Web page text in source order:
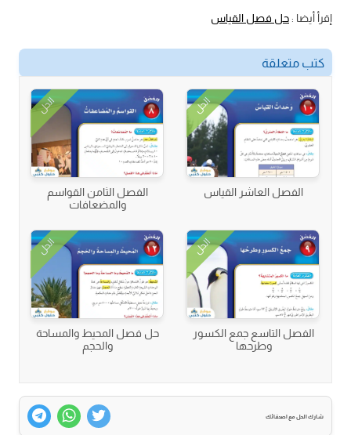
إقرأ أيضا :حل فصل القياس
كتب متعلقة
الحل
الفصل العاشر القياس
الحل
الفصل الثامن القواسم
والمضعافات
الحل
الفصل التاسع جمع الكسور
وطرحها
الحل
حل فصل المحيط والمساحة
والحجم
شارك الحل مع اصدقائك